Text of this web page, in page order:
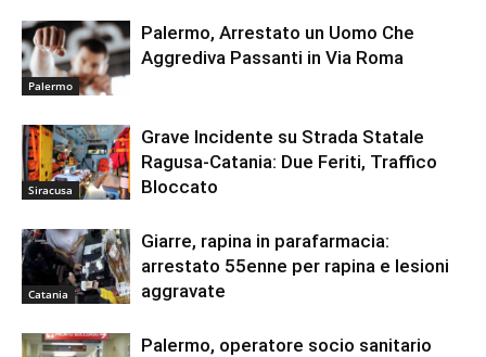
Palermo
Palermo, Arrestato un Uomo Che
Aggrediva Passanti in Via Roma
Siracusa
Grave Incidente su Strada Statale
Ragusa-Catania: Due Feriti, Traffico
Bloccato
Catania
Giarre, rapina in parafarmacia:
arrestato 55enne per rapina e lesioni
aggravate
Palermo, operatore socio sanitario